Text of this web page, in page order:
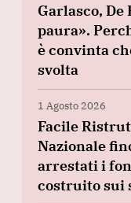
Garlasco, De
paura».
è convinta
svolta
1 Agosto 2026
Facile
Nazionale
arrestati i
costruito sui